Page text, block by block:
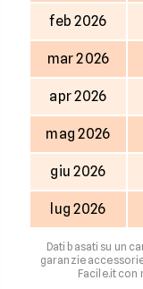
feb 2026
mar 2026
apr 2026
mag 2026
giu 2026
lug 2026
Dati basati su un
garanzie
Facile.it con